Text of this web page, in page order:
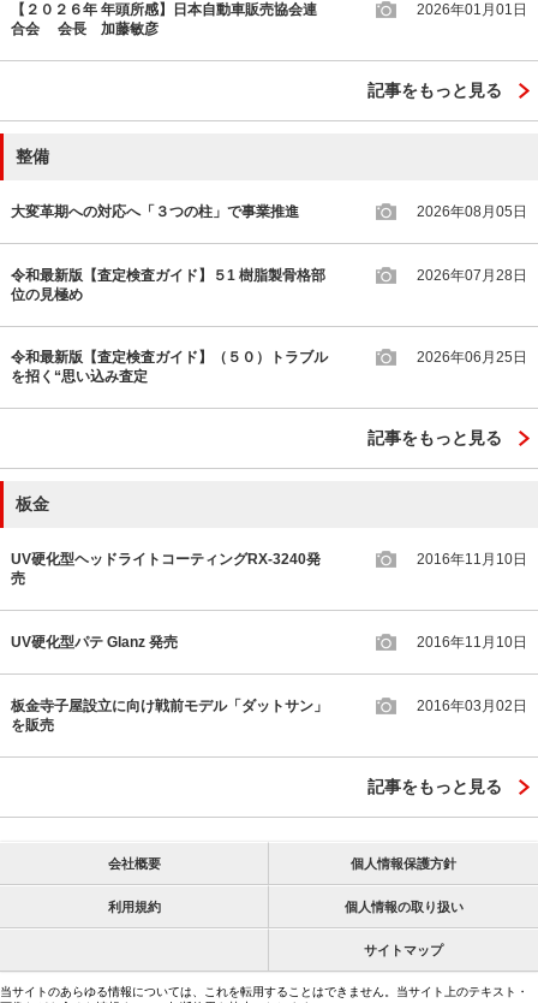
【２０２６年 年頭所感】日本自動車販売協会連
合会 会長 加藤敏彦
2026年01月01日
記事をもっと見る
整備
大変革期への対応へ「３つの柱」で事業推進 2026年08月05日
令和最新版【査定検査ガイド】５1 樹脂製骨格部
位の見極め
2026年07月28日
令和最新版【査定検査ガイド】（５０）トラブル
を招く“思い込み査定
2026年06月25日
記事をもっと見る
板金
UV硬化型ヘッドライトコーティングRX-3240発
売
2016年11月10日
UV硬化型パテ Glanz 発売 2016年11月10日
板金寺子屋設立に向け戦前モデル「ダットサン」
を販売
2016年03月02日
記事をもっと見る
会社概要 個人情報保護方針
利用規約 個人情報の取り扱い
サイトマップ
当サイトのあらゆる情報については、これを転用することはできません。当サイト上のテキスト・